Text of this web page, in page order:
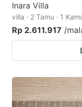
Inara Villa
villa · 2 Tamu · 1
Rp 2.611.917 /